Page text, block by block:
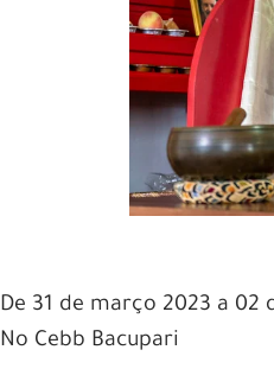
De 31 de março 2023 a 02
No Cebb Bacupari